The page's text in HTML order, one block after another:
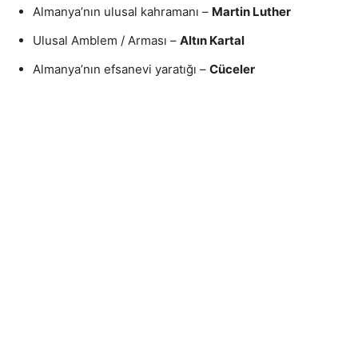
Almanya’nın ulusal kahramanı – Martin Luther
Ulusal Amblem / Arması – Altın Kartal
Almanya’nın efsanevi yaratığı – Cüceler